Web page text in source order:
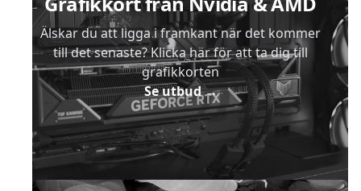
Älskar du att ligga i framkant när det kommer
till det senaste? Klicka här för att ta dig till
grafikkorten
Se utbud→